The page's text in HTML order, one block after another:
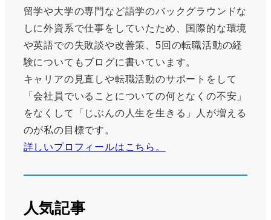
留学や大学の専門など語学のバックグラウンドな
しに外資系で仕事をしていたため、国際的な環境
や英語での失敗談や改善策、5回の転職活動の経
験についてもブログに書いています。
キャリアの見直しや転職活動のサポートをして
「会社員でいることについての何となくの不安」
をなくして「じぶんの人生を生きる」人が増える
のが私の目標です。
詳しいプロフィールはこちら。
人気記事